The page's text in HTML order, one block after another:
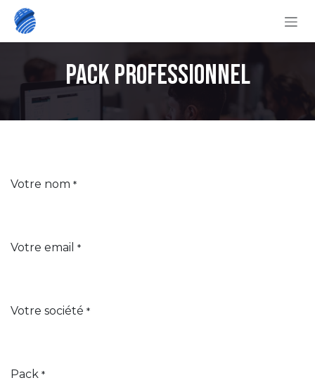
Se rendre au contenu
Pack Professionnel
Votre nom *
Votre email *
Votre société *
Pack *